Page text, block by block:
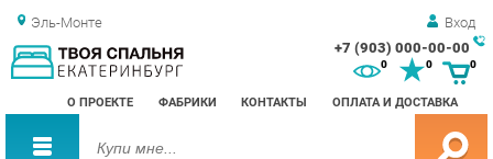
Эль-Монте Вход
+7 (903) 000-00-00
О ПРОЕКТЕ ФАБРИКИ КОНТАКТЫ ОПЛАТА И ДОСТАВКА
0 0